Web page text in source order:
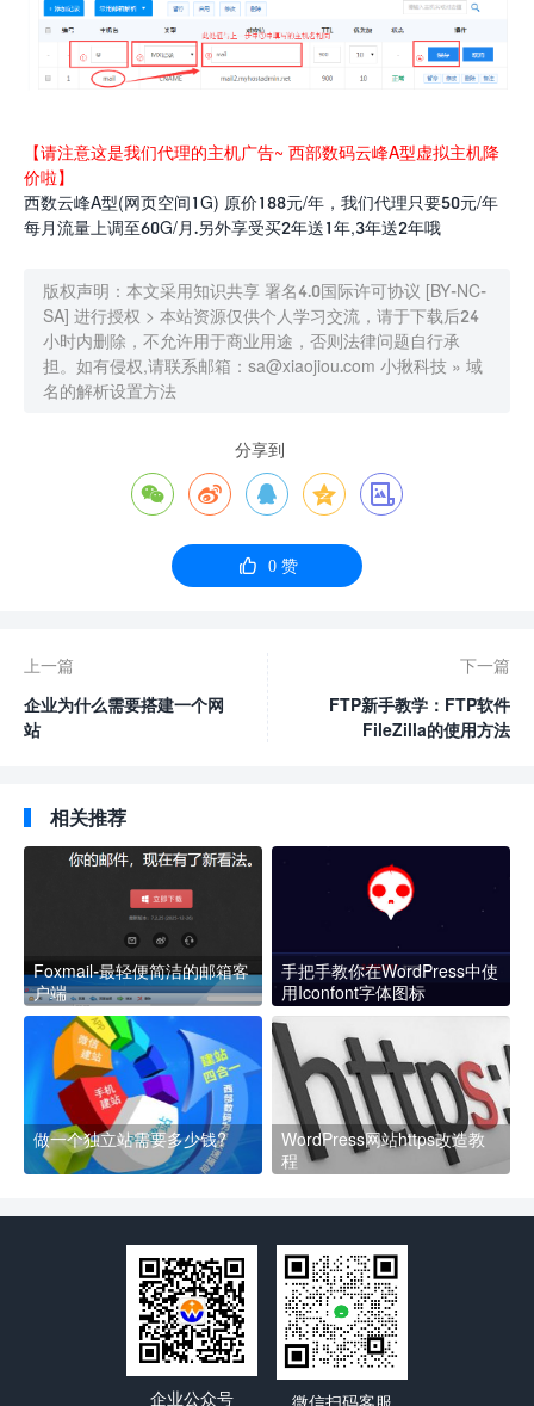
【请注意这是我们代理的主机广告~ 西部数码云峰A型虚拟主机降
价啦】
西数云峰A型(网页空间1G) 原价188元/年，我们代理只要50元/年
每月流量上调至60G/月.另外享受买2年送1年,3年送2年哦
版权声明：本文采用知识共享 署名4.0国际许可协议 [BY-NC-
SA] 进行授权 > 本站资源仅供个人学习交流，请于下载后24
小时内删除，不允许用于商业用途，否则法律问题自行承
担。如有侵权,请联系邮箱：sa@xiaojiou.com 小揪科技 » 域
名的解析设置方法
分享到
    
 0赞
上一篇
企业为什么需要搭建一个网
站
下一篇
FTP新手教学：FTP软件
FileZilla的使用方法
相关推荐
Foxmail-最轻便简洁的邮箱客
户端
手把手教你在WordPress中使
用Iconfont字体图标
做一个独立站需要多少钱?
WordPress网站https改造教
程
企业公众号 微信扫码客服